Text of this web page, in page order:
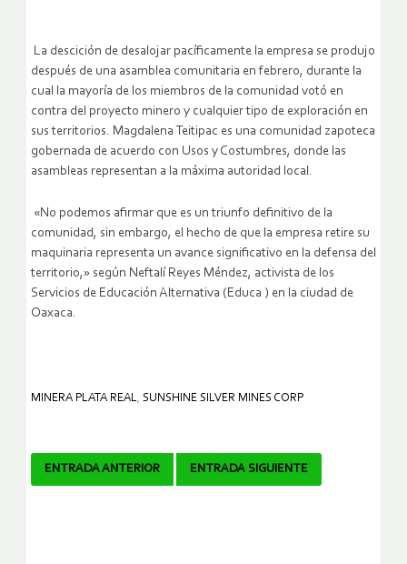
La descición de desalojar pacíficamente la empresa se produjo
después de una asamblea comunitaria en febrero, durante la
cual la mayoría de los miembros de la comunidad votó en
contra del proyecto minero y cualquier tipo de exploración en
sus territorios. Magdalena Teitipac es una comunidad zapoteca
gobernada de acuerdo con Usos y Costumbres, donde las
asambleas representan a la máxima autoridad local.
«No podemos afirmar que es un triunfo definitivo de la
comunidad, sin embargo, el hecho de que la empresa retire su
maquinaria representa un avance significativo en la defensa del
territorio,» según Neftalí Reyes Méndez, activista de los
Servicios de Educación Alternativa (Educa ) en la ciudad de
Oaxaca.
MINERA PLATA REAL, SUNSHINE SILVER MINES CORP
Navegador
ENTRADA ANTERIOR ENTRADA SIGUIENTE